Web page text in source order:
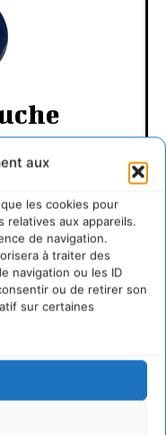
aux
les cookies pour
relatives aux appareils.
de navigation.
à traiter des
navigation ou les ID
ou de retirer son
sur certaines
qui a eu 20
la publicité et
participatif
d'être de recenser
pour agir
ouvert à toute
bénéfique
du vivant.